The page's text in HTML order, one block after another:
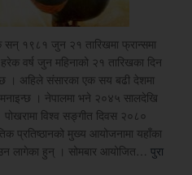
१९८१ जुन २१ तारिखमा फ्रान्समा
वर्ष जुन महिनाको २१ तारिखका दिन
। अहिले संसारका एक सय बढी देशमा
। नेपालमा भने २०४५ सालदेखि
विश्व सङ्गीत दिवस २०८०
प्रतिष्ठानको मुख्य आयोजनामा यहाँका
लागेका हुन् । सोमबार आयोजित… पुरा